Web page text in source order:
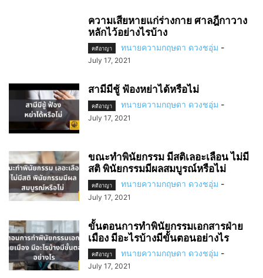
ความเสียหายแก่ร่างกาย ศาลฎีกาวาง
หลักไว้อย่างไรบ้าง
คดีอาญา ทนายความกฤษดา ดวงชอุ่ม -
July 17, 2021
สามีมีชู้ ฟ้องหย่าได้หรือไม่
คดีอาญา ทนายความกฤษดา ดวงชอุ่ม -
July 17, 2021
ขณะทำพินัยกรรม มีสติเลอะเลือน ไม่มี
สติ พินัยกรรมมีผลสมบูรณ์หรือไม่
คดีอาญา ทนายความกฤษดา ดวงชอุ่ม -
July 17, 2021
ขั้นตอนการทำพินัยกรรมเอกสารฝ่าย
เมือง มีอะไรบ้างมีขั้นตอนอย่างไร
คดีอาญา ทนายความกฤษดา ดวงชอุ่ม -
July 17, 2021